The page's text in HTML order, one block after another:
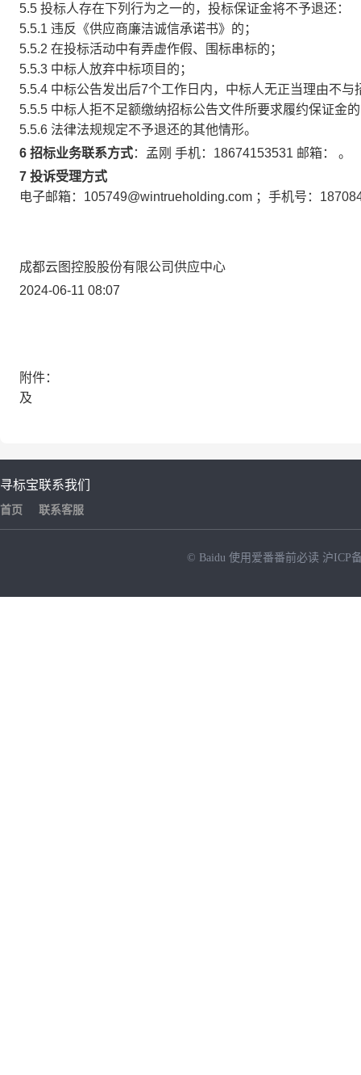
5.5 投标人存在下列行为之一的，投标保证金将不予退还：
5.5.1 违反《供应商廉洁诚信承诺书》的；
5.5.2 在投标活动中有弄虚作假、围标串标的；
5.5.3 中标人放弃中标项目的；
5.5.4 中标公告发出后7个工作日内，中标人无正当理由不
5.5.5 中标人拒不足额缴纳招标公告文件所要求履约保证金
5.5.6 法律法规规定不予退还的其他情形。
6 招标业务联系方式： 孟刚 手机：18674153531 邮箱： 。
7 投诉受理方式
电子邮箱：105749@wintrueholding.com ；手机号：
成都云图控股股份有限公司供应中心
2024-06-11 08:07
附件：
及
寻标宝
首页
联系我们
联系客服
© Baidu 使用爱番番前必读 沪ICP